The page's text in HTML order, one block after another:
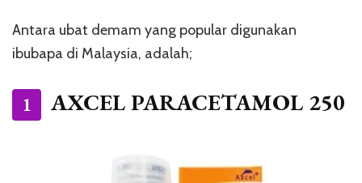
Antara ubat demam yang popular digunakan
ibubapa di Malaysia, adalah;
1 AXCEL PARACETAMOL 250